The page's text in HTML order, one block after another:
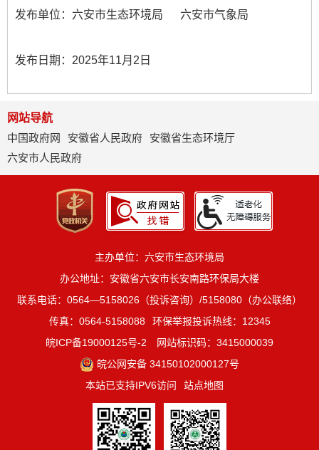
发布单位：六安市生态环境局 六安市气象局
发布日期：2025年11月2 日
网站导航
中国政府网
安徽省人民政府
安徽省生态环境厅
六安市人民政府
主办单位：六安市生态环境局
办公地址：安徽省六安市长安南路环保局大楼
联系电话：0564—5158026（投诉咨询）/5158080（办公联络）
传真：0564-5158088
环保举报投诉热线：12345
皖ICP备19000125号-2
网站标识码：3415000039
皖公网安备 34150102000127号
本站已支持IPV6访问
站点地图